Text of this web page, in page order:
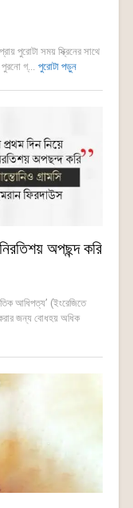
পুরোটা সময় স্ক্রিনের সাথে
গ্... পুরোটা পড়ুন
অপছন্দ করি
আধিপত্য’ (ইংরেজিতে
জন্য বোধহয় অধিক